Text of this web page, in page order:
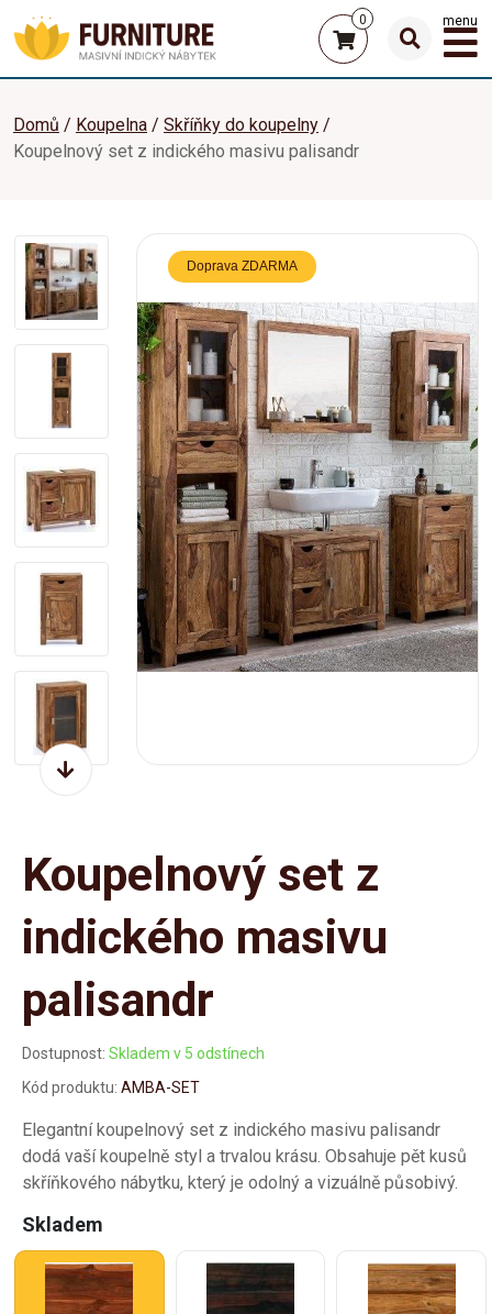
0 menu
Domů Koupelna
Skříňky do koupelny
Koupelnový set z indického masivu palisandr
Doprava ZDARMA
Koupelnový set z
indického masivu
palisandr
Dostupnost: Skladem v 5 odstínech
Kód produktu: AMBA-SET
Elegantní koupelnový set z indického masivu palisandr
dodá vaší koupelně styl a trvalou krásu. Obsahuje pět kusů
skříňkového nábytku, který je odolný a vizuálně působivý.
Skladem